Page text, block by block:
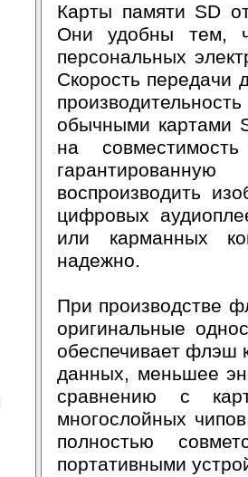
Карты памяти SD
Они удобны тем,
персональных
Скорость передачи
обычными картами
на
воспроизводить
цифровых
или карманных
надежно.
При производстве
оригинальные
обеспечивает флэш
данных, меньшее
сравнению с
многослойных
полностью
портативными